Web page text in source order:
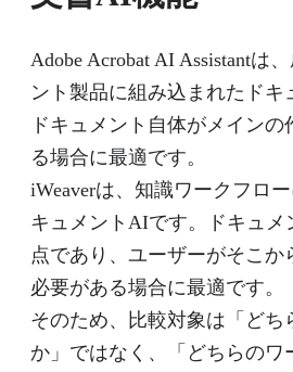
Adobe Acrobat AI Assistantは
ント製品に組み込まれたドキ
ドキュメント自体がメイン
る場合に最適です。
iWeaverは、知識ワークフロ
キュメントAIです。ドキュメ
点であり、ユーザーがそこか
必要がある場合に最適です。
そのため、比較対象は「どち
か」ではなく、「どちらのワ